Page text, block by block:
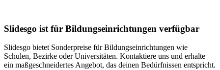
Slidesgo ist für Bildungseinrichtungen verfügbar
Slidesgo bietet Sonderpreise für Bildungseinrichtungen wie
Schulen, Bezirke oder Universitäten. Kontaktiere uns und erhalte
ein maßgeschneidertes Angebot, das deinen Bedürfnissen entspricht.